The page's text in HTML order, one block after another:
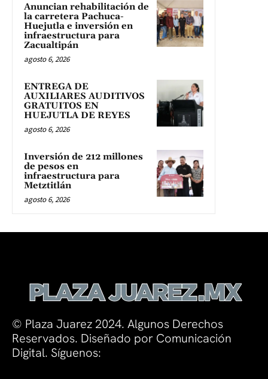
Anuncian rehabilitación de
la carretera Pachuca-
Huejutla e inversión en
infraestructura para
Zacualtipán
agosto 6, 2026
ENTREGA DE
AUXILIARES AUDITIVOS
GRATUITOS EN
HUEJUTLA DE REYES
agosto 6, 2026
Inversión de 212 millones
de pesos en
infraestructura para
Metztitlán
agosto 6, 2026
© Plaza Juarez 2024. Algunos Derechos
Reservados. Diseñado por Comunicación
Digital. Síguenos: